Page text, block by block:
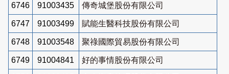
6746 91003435 傳奇城堡股份有限公司
6747 91003499 賦能生醫科技股份有限公司
6748 91003548 聚祿國際貿易股份有限公司
6749 91004841 好的事情股份有限公司